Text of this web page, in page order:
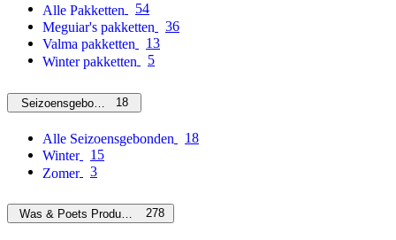
Alle Pakketten
54
Meguiar's pakketten
36
Valma pakketten
13
Winter pakketten
5
Seizoensgebonden18
Alle Seizoensgebonden
18
Winter
15
Zomer
3
Was & Poets Producten 278